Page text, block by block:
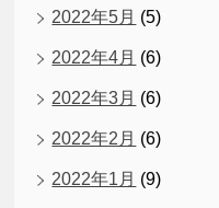
2022年5月 (5)
2022年4月 (6)
2022年3月 (6)
2022年2月 (6)
2022年1月 (9)